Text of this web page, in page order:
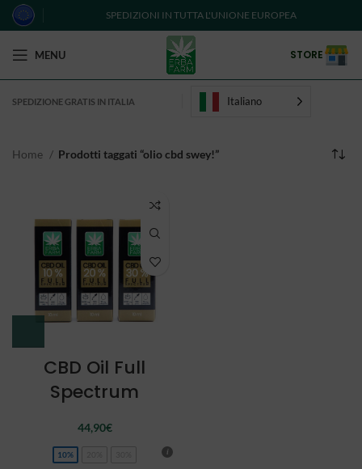
SPEDIZIONI IN TUTTA L'UNIONE EUROPEA
MENU STORE
SPEDIZIONE GRATIS IN ITALIA Italiano
Home Prodotti taggati “olio cbd swey!”
CBD Oil Full
Spectrum
44,90€
10%